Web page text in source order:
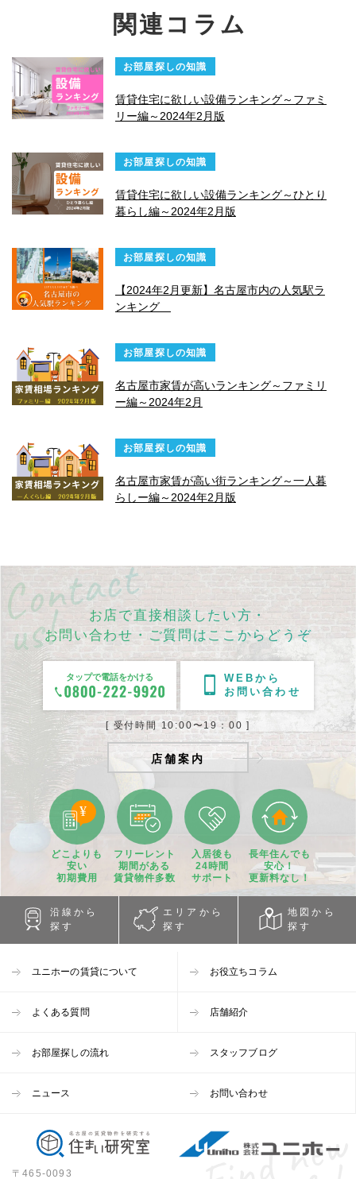
関連コラム
お部屋探しの知識
賃貸住宅に欲しい設備ランキング～ファミ
リー編～2024年2月版
お部屋探しの知識
賃貸住宅に欲しい設備ランキング～ひとり
暮らし編～2024年2月版
お部屋探しの知識
【2024年2月更新】名古屋市内の人気駅ラ
ンキング
お部屋探しの知識
名古屋市家賃が高いランキング～ファミリ
ー編～2024年2月
お部屋探しの知識
名古屋市家賃が高い街ランキング～一人暮
らしー編～2024年2月版
お店で直接相談したい方・
お問い合わせ・ご質問はここからどうぞ
タップで電話をかける
WEBから
お問い合わせ
[ 受付時間 10:00〜19：00 ]
店舗案内
どこよりも
安い
初期費用
フリーレント
期間がある
賃貸物件多数
入居後も
24時間
サポート
長年住んでも
安心！
更新料なし！
沿線から
探す
エリアから
探す
地図から
探す
ユニホーの賃貸について お役立ちコラム
よくある質問 店舗紹介
お部屋探しの流れ スタッフブログ
ニュース お問い合わせ
〒465-0093